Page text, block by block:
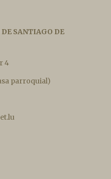
SANTIAGO DE
4
parroquial)